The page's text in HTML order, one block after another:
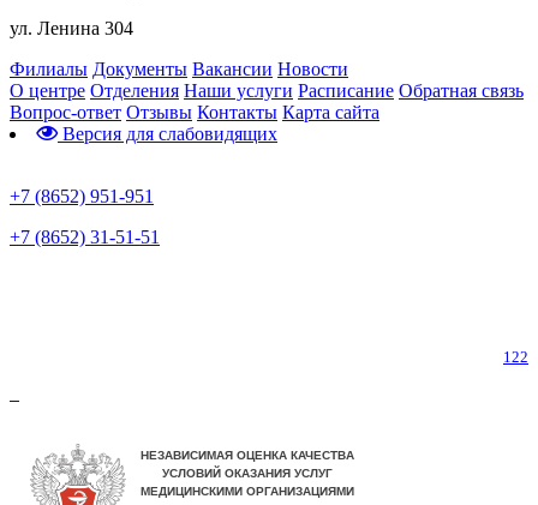
ул. Ленина 304
Филиалы Документы Вакансии Новости
О центре Отделения Наши услуги Расписание Обратная связь
Вопрос-ответ Отзывы Контакты Карта сайта
Версия для слабовидящих
+7 (8652) 951-951
+7 (8652) 31-51-51
122